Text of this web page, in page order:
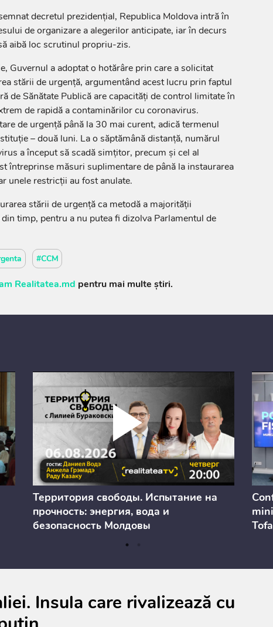
decretul prezidențial, Republica Moldova intră în
de organizare a alegerilor anticipate, iar în decurs
aibă loc scrutinul propriu-zis.
Guvernul a adoptat o hotărâre prin care a solicitat
stării de urgență, argumentând acest lucru prin faptul
de Sănătate Publică are capacități de control limitate în
de rapidă a contaminărilor cu coronavirus.
de urgență până la 30 mai curent, adică termenul
– două luni. La o săptămână distanță, numărul
a început să scadă simțitor, precum și cel al
întreprinse măsuri suplimentare de până la instaurarea
unele restricții au fost anulate.
stării de urgență ca metodă a majorității
timp, pentru a nu putea fi dizolva Parlamentul de
#CCM
Realitatea.md pentru mai multe știri.
Территория свободы. Испытание на
прочность: энергия, вода и
безопасность Молдовы
Insula care rivalizează cu